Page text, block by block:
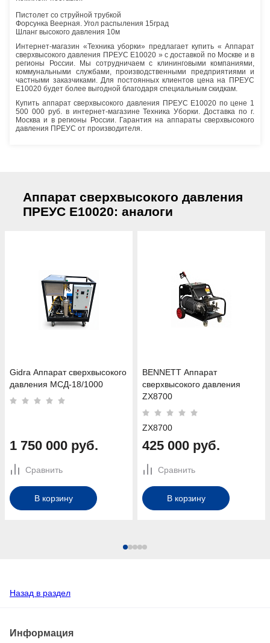
Пистолет со струйной трубкой
Форсунка Веерная. Угол распыления 15град
Шланг высокого давления 10м
Интернет-магазин «Техника уборки» предлагает купить « Аппарат
сверхвысокого давления ПРЕУС Е10020 » с доставкой по Москве и в
регионы России. Мы сотрудничаем с клининговыми компаниями,
коммунальными службами, производственными предприятиями и
частными заказчиками. Для постоянных клиентов цена на ПРЕУС
Е10020 будет более выгодной благодаря специальным скидкам.
Купить аппарат сверхвысокого давления ПРЕУС Е10020 по цене 1
500 000 руб. в интернет-магазине Техника Уборки. Доставка по г.
Москва и в регионы России. Гарантия на аппараты сверхвысокого
давления ПРЕУС от производителя.
Аппарат сверхвысокого давления
ПРЕУС Е10020: аналоги
Gidra Аппарат сверхвысокого
давления МСД-18/1000
1 750 000 руб.
Сравнить
В корзину
BENNETT Аппарат
сверхвысокого давления
ZX8700
ZX8700
425 000 руб.
Сравнить
В корзину
Назад в раздел
Информация